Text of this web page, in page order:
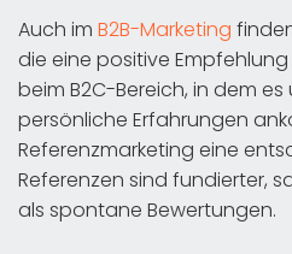
Auch im B2B-Marketing
die eine positive
beim B2C-Bereich, in dem
persönliche Erfahrungen
Referenzmarketing eine
Referenzen sind fundierter,
als spontane Bewertungen.